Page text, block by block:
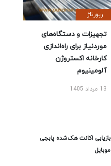
رپورتاژ
تجهیزات و دستگاه‌های
موردنیاز برای راه‌اندازی
کارخانه اکستروژن
آلومینیوم
13 مرداد 1405
بازیابی اکانت هک‌شده پابجی
موبایل